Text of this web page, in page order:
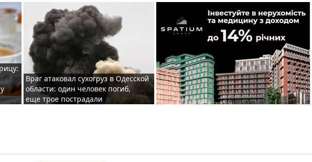
Враг атаковал сухогруз в Одесской
области: один человек погиб,
еще трое пострадали